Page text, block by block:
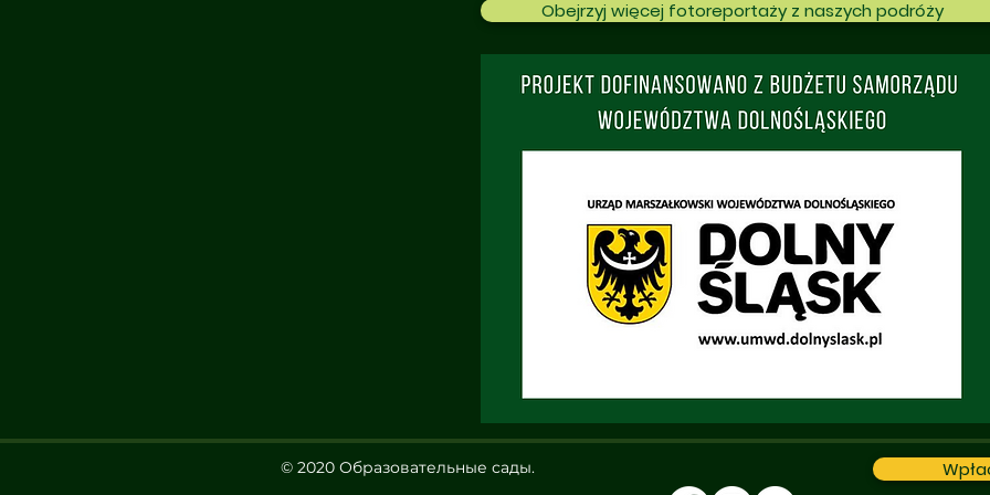
Obejrzyj więcej fotoreportaży z naszych podróży
© 2020 Образовательные сады.